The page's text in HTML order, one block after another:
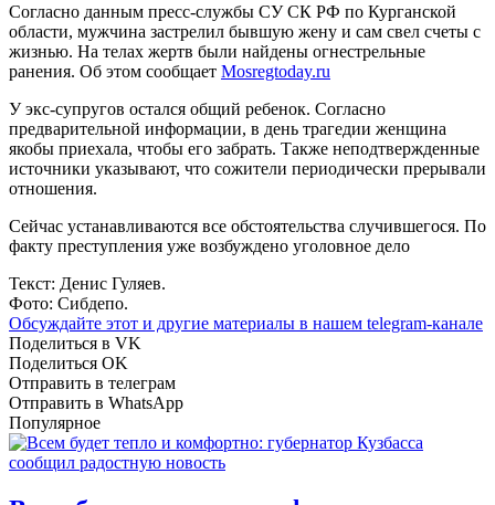
Согласно данным пресс-службы СУ СК РФ по Курганской
области, мужчина застрелил бывшую жену и сам свел счеты с
жизнью. На телах жертв были найдены огнестрельные
ранения. Об этом сообщает Mosregtoday.ru
У экс-супругов остался общий ребенок. Согласно
предварительной информации, в день трагедии женщина
якобы приехала, чтобы его забрать. Также неподтвержденные
источники указывают, что сожители периодически прерывали
отношения.
Сейчас устанавливаются все обстоятельства случившегося. По
факту преступления уже возбуждено уголовное дело
Текст: Денис Гуляев.
Фото: Сибдепо.
Обсуждайте этот и другие материалы в нашем telegram-канале
Поделиться в VK
Поделиться OK
Отправить в телеграм
Отправить в WhatsApp
Популярное